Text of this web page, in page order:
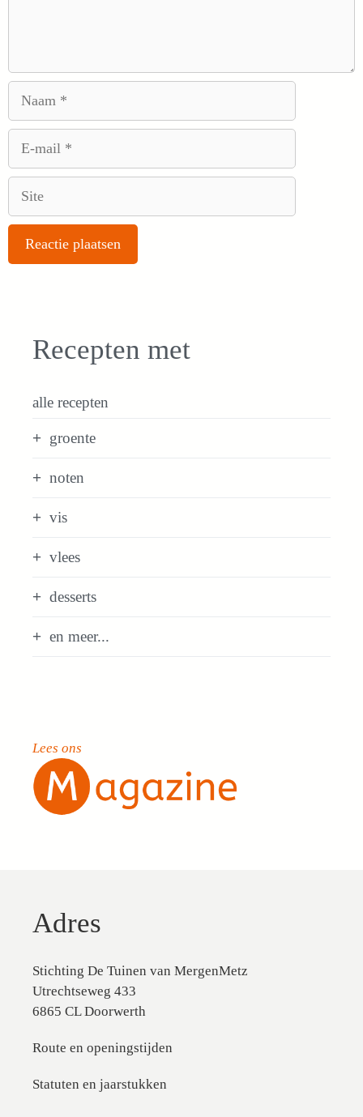
Recepten met
alle recepten
groente
noten
vis
vlees
desserts
en meer...
Lees ons
Adres
Stichting De Tuinen van MergenMetz
Utrechtseweg 433
6865 CL Doorwerth
Route en openingstijden
Statuten en jaarstukken